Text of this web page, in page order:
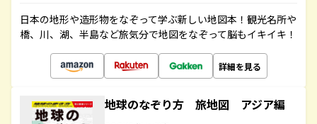
日本の地形や造形物をなぞって学ぶ新しい地図本！観光名所や
橋、川、湖、半島など旅気分で地図をなぞって脳もイキイキ！
詳細を見る
地球のなぞり方 旅地図 アジア編